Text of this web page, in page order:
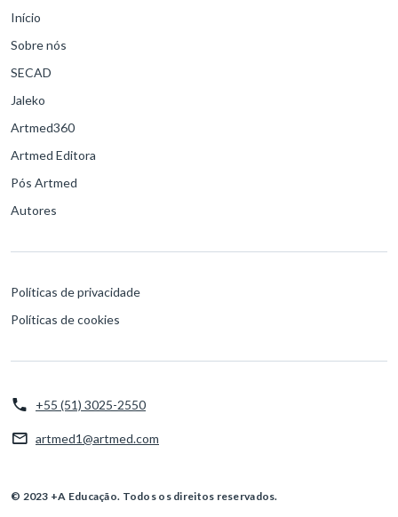
Início
Sobre nós
SECAD
Jaleko
Artmed360
Artmed Editora
Pós Artmed
Autores
Políticas de privacidade
Políticas de cookies
+55 (51) 3025-2550
artmed1@artmed.com
© 2023 +A Educação. Todos os direitos reservados.